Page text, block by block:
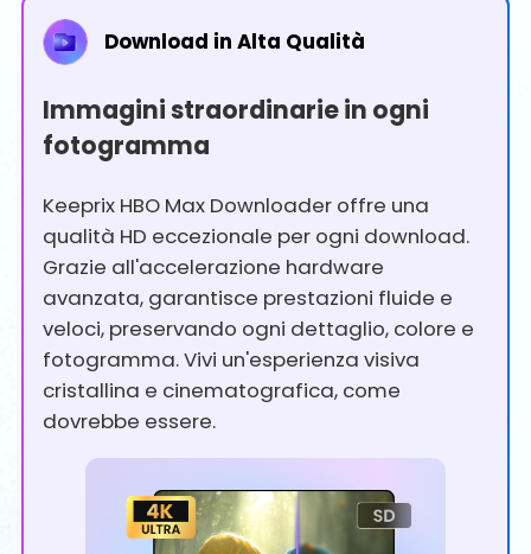
Download in Alta Qualità
Immagini straordinarie in ogni
fotogramma
Keeprix HBO Max Downloader offre una
qualità HD eccezionale per ogni download.
Grazie all'accelerazione hardware
avanzata, garantisce prestazioni fluide e
veloci, preservando ogni dettaglio, colore e
fotogramma. Vivi un'esperienza visiva
cristallina e cinematografica, come
dovrebbe essere.